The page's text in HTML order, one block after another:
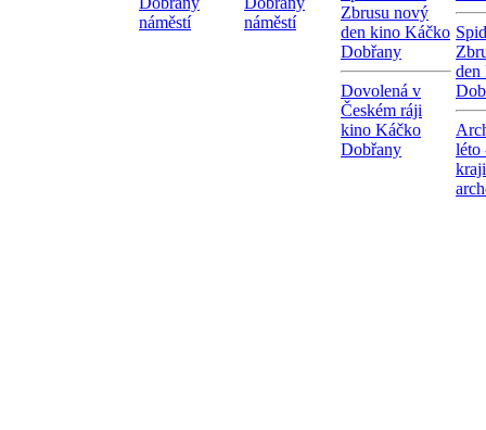
náměstí
náměstí
Zbrusu nový
den kino Káčko
Dobřany
Dovolená v
Českém ráji
kino Káčko
Dobřany
den
léto